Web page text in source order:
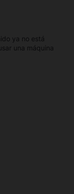
ya no está
una máquina